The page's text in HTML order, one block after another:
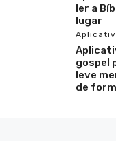
ler a
lugar
gospel
leve
de